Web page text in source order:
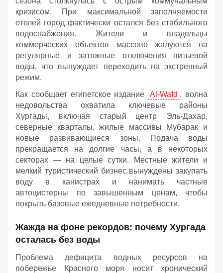
кризисом. При максимальной заполняемости
отелей город фактически остался без стабильного
водоснабжения. Жители и владельцы
коммерческих объектов массово жалуются на
регулярные и затяжные отключения питьевой
воды, что вынуждает переходить на экстренный
режим.
Как сообщает египетское издание
Al-Wafd , волна
недовольства охватила ключевые районы
Хургады, включая старый центр Эль-Дахар,
северные кварталы, жилые массивы Мубарак и
новые развивающиеся зоны. Подача воды
прекращается на долгие часы, а в некоторых
секторах — на целые сутки. Местные жители и
мелкий туристический бизнес вынуждены закупать
воду в канистрах и нанимать частные
автоцистерны по завышенным ценам, чтобы
покрыть базовые ежедневные потребности.
Жажда на фоне рекордов: почему Хургада
осталась без воды
Проблема дефицита водных ресурсов на
побережье Красного моря носит хронический